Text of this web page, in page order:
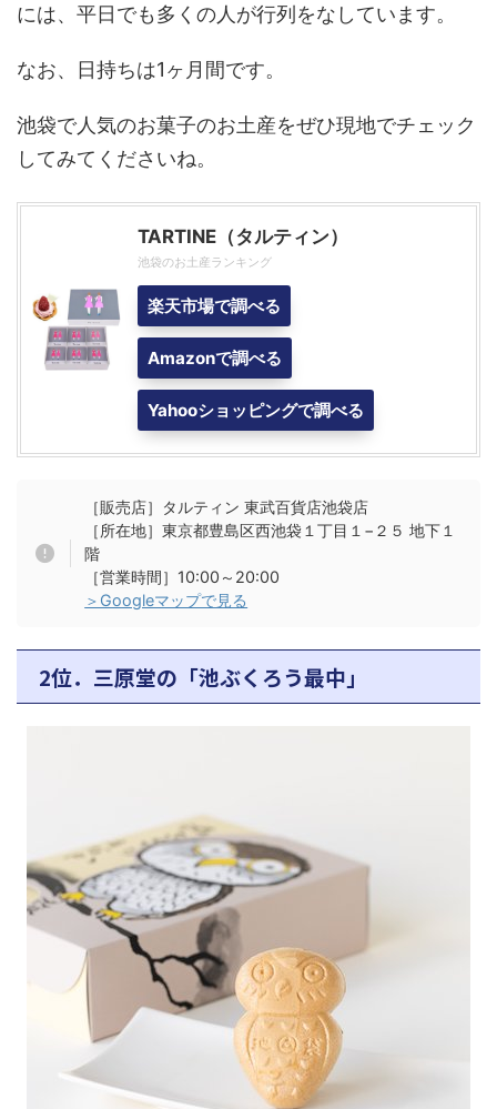
には、平日でも多くの人が行列をなしています。
なお、日持ちは1ヶ月間です。
池袋で人気のお菓子のお土産をぜひ現地でチェック
してみてくださいね。
TARTINE（タルティン）
池袋のお土産ランキング
楽天市場で調べる
Amazonで調べる
Yahooショッピングで調べる
［販売店］タルティン 東武百貨店池袋店
［所在地］東京都豊島区西池袋１丁目１−２５ 地下１
階
［営業時間］10:00～20:00
＞Googleマップで見る
2位．三原堂の「池ぶくろう最中」